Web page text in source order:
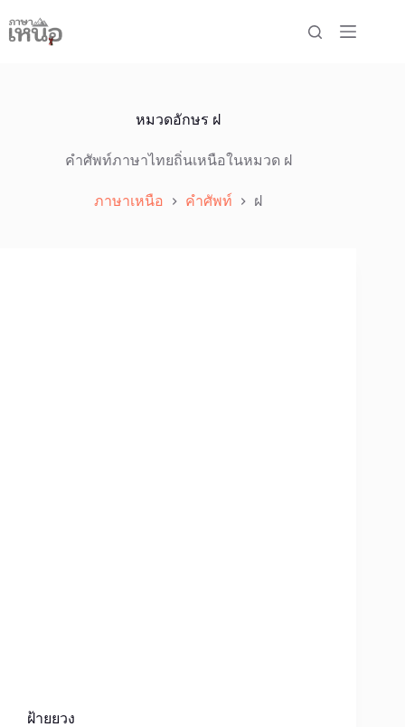
to
content
หมวดอักษร ฝ
คำศัพท์ภาษาไทยถิ่นเหนือในหมวด ฝ
ภาษาเหนือ คำศัพท์ ฝ
ฝ้ายยวง